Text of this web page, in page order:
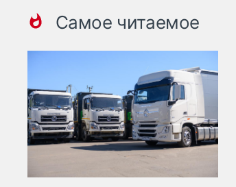
Самое читаемое